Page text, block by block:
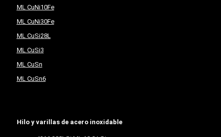
ML CuNi10Fe
ML CuNi30Fe
ML CuSi28L
ML CuSi3
ML CuSn
ML CuSn6
Hilo y varillas de acero inoxidable